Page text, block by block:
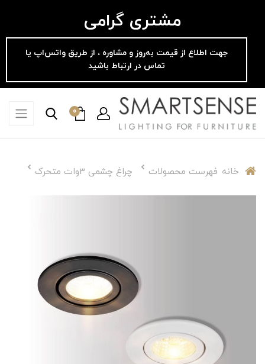
مشتری گرامی
جهت اطلاع از قیمت به‌روز و مشاوره ، از طریق واتس‌اپ یا
تماس در ارتباط باشید
0
خانه فهرست محصولات چراغ چشمی 3وات متحرک